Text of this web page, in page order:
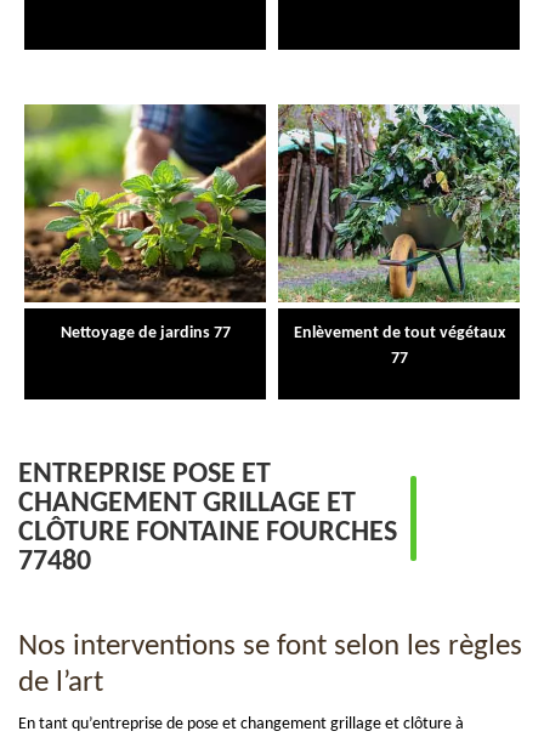
Nettoyage de jardins 77
Enlèvement de tout végétaux
77
ENTREPRISE POSE ET
CHANGEMENT GRILLAGE ET
CLÔTURE FONTAINE FOURCHES
77480
Nos interventions se font selon les règles
de l’art
En tant qu’entreprise de pose et changement grillage et clôture à